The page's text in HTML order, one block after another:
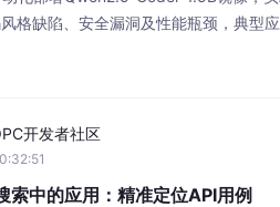
格缺陷、安全漏洞及性能瓶颈，典型
开发者社区
中的应用：精准定位API用例